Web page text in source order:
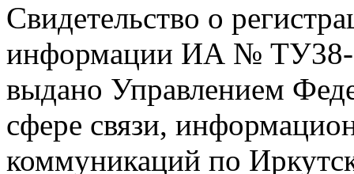
Свидетельство о
информации ИА № ТУ38-
выдано Управлением
сфере связи,
коммуникаций по